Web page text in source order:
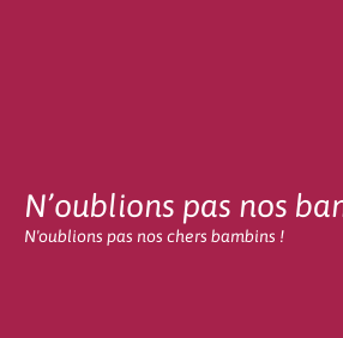
N’oublions pas nos
N'oublions pas nos chers bambins !